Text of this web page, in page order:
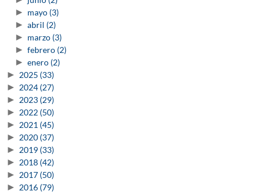
► mayo (3)
► abril (2)
► marzo (3)
► febrero (2)
► enero (2)
► 2025 (33)
► 2024 (27)
► 2023 (29)
► 2022 (50)
► 2021 (45)
► 2020 (37)
► 2019 (33)
► 2018 (42)
► 2017 (50)
► 2016 (79)